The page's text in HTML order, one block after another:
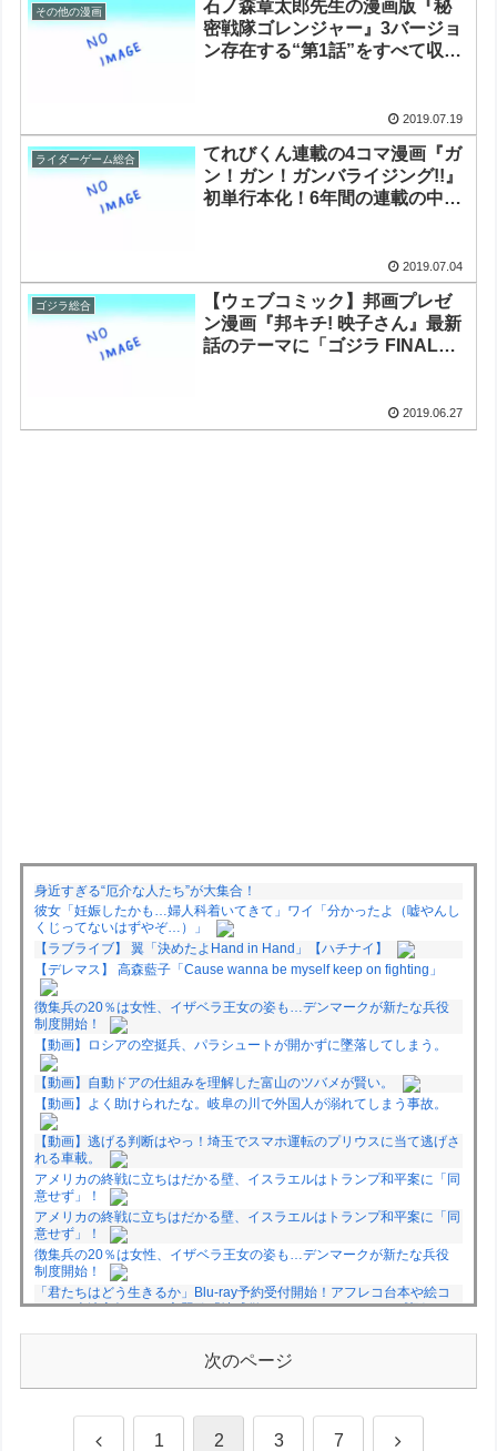
その他の漫画
石ノ森章太郎先生の漫画版『秘
密戦隊ゴレンジャー』3バージョ
ン存在する“第1話”をすべて収録
2019.07.19
ライダーゲーム総合
てれびくん連載の4コマ漫画『ガ
ン！ガン！ガンバライジング!!』
初単行本化！6年間の連載の中か
2019.07.04
ゴジラ総合
【ウェブコミック】邦画プレゼ
ン漫画『邦キチ! 映子さん』最新
話のテーマに「ゴジラ FINAL
2019.06.27
身近すぎる“厄介な人たち”が大集合！
彼女「妊娠したかも…婦人科着いてきて」ワイ「分かったよ（嘘やんし
くじってないはずやぞ…）」
【ラブライブ】 翼「決めたよHand in Hand」【ハチナイ】
【デレマス】 高森藍子「Cause wanna be myself keep on fighting」
徴集兵の20％は女性、イザベラ王女の姿も…デンマークが新たな兵役
制度開始！
【動画】ロシアの空挺兵、パラシュートが開かずに墜落してしまう。
【動画】自動ドアの仕組みを理解した富山のツバメが賢い。
【動画】よく助けられたな。岐阜の川で外国人が溺れてしまう事故。
【動画】逃げる判断はやっ！埼玉でスマホ運転のプリウスに当て逃げさ
れる車載。
アメリカの終戦に立ちはだかる壁、イスラエルはトランプ和平案に「同
意せず」！
アメリカの終戦に立ちはだかる壁、イスラエルはトランプ和平案に「同
意せず」！
徴集兵の20％は女性、イザベラ王女の姿も…デンマークが新たな兵役
制度開始！
「君たちはどう生きるか」Blu-ray予約受付開始！アフレコ台本や絵コ
ンテ、米津玄師による主題歌「地球儀」ミュージッククリップ収録。ス
★【ワートリ】今月第241話「遠征選抜試験㊲」第242話「遠征選抜試
★【ワートリ】風間隊3人≒忍田単騎くらいのイメージかな
次のページ
前 1 2 3 7 次